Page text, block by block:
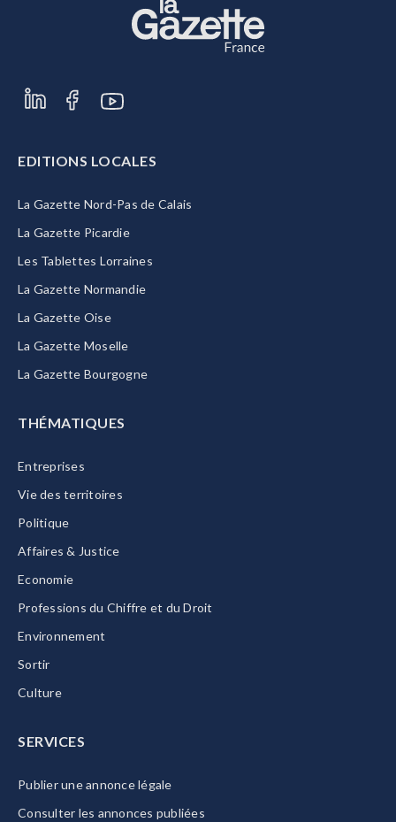
EDITIONS LOCALES
La Gazette Nord-Pas de Calais
La Gazette Picardie
Les Tablettes Lorraines
La Gazette Normandie
La Gazette Oise
La Gazette Moselle
La Gazette Bourgogne
THÉMATIQUES
Entreprises
Vie des territoires
Politique
Affaires & Justice
Economie
Professions du Chiffre et du Droit
Environnement
Sortir
Culture
SERVICES
Publier une annonce légale
Consulter les annonces publiées